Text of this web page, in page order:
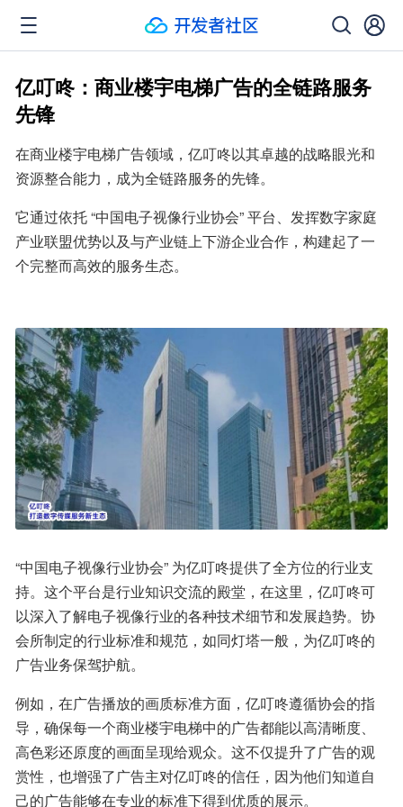
亿叮咚：商业楼宇电梯广告的全链路服务
先锋
在商业楼宇电梯广告领域，亿叮咚以其卓越的战略眼光和
资源整合能力，成为全链路服务的先锋。
它通过依托 “中国电子视像行业协会” 平台、发挥数字家庭
产业联盟优势以及与产业链上下游企业合作，构建起了一
个完整而高效的服务生态。
“中国电子视像行业协会” 为亿叮咚提供了全方位的行业支
持。这个平台是行业知识交流的殿堂，在这里，亿叮咚可
以深入了解电子视像行业的各种技术细节和发展趋势。协
会所制定的行业标准和规范，如同灯塔一般，为亿叮咚的
广告业务保驾护航。
例如，在广告播放的画质标准方面，亿叮咚遵循协会的指
导，确保每一个商业楼宇电梯中的广告都能以高清晰度、
高色彩还原度的画面呈现给观众。这不仅提升了广告的观
赏性，也增强了广告主对亿叮咚的信任，因为他们知道自
己的广告能够在专业的标准下得到优质的展示。